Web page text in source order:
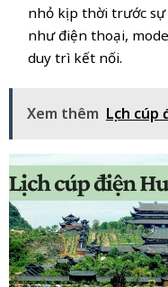
nhỏ kịp thời trước sự
như điện thoại,
duy trì kết nối.
Xem thêm Lịch cúp